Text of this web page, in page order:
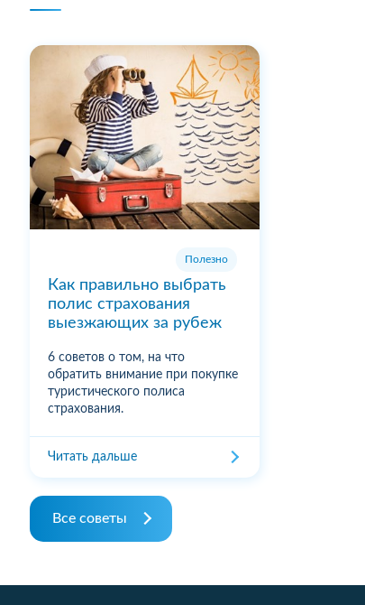
Полезно
Как правильно выбрать
полис страхования
выезжающих за рубеж
6 советов о том, на что
обратить внимание при покупке
туристического полиса
страхования.
Читать дальше
Все советы